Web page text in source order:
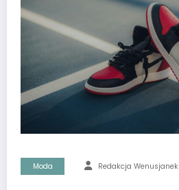
Moda Redakcja Wenusjanek